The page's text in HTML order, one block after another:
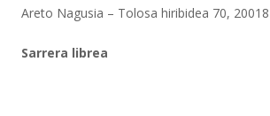
Areto Nagusia – Tolosa hiribidea 70,
Sarrera librea